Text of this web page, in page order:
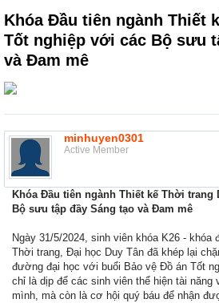
Khóa Đầu tiên ngành Thiết
Tốt nghiệp với các Bộ sưu
và Đam mê
minhuyen0301
Active Member
Khóa Đầu tiên ngành Thiết kế Thời trang
Bộ sưu tập đầy Sáng tạo và Đam mê
Ngày 31/5/2024, sinh viên khóa K26 - khóa
Thời trang, Đại học Duy Tân đã khép lại
đường đại học với buổi Bảo vệ Đồ án Tốt
chỉ là dịp để các sinh viên thể hiện tài
mình, mà còn là cơ hội quý báu để nhận